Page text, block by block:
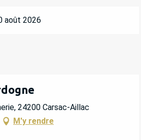
août 2026
24200 Carsac-Aillac
M'y rendre